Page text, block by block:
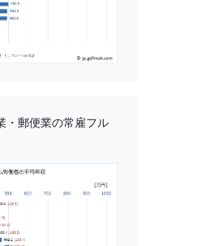
・郵便業の常雇フル